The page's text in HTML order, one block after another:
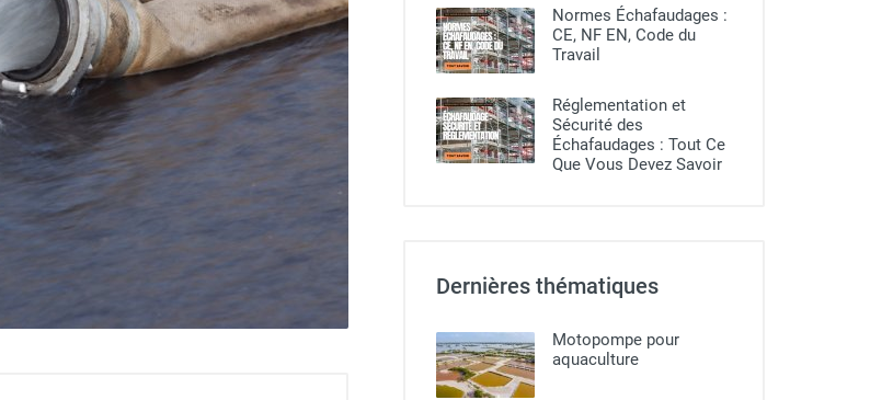
Normes Échafaudages :
CE, NF EN, Code du
Travail
Réglementation et
Sécurité des
Échafaudages : Tout Ce
Que Vous Devez Savoir
Dernières thématiques
Motopompe pour
aquaculture